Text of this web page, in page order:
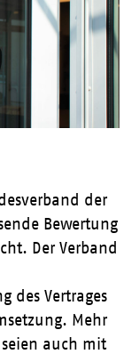
der
Bewertung
Der Verband
des Vertrages
Mehr
auch mit